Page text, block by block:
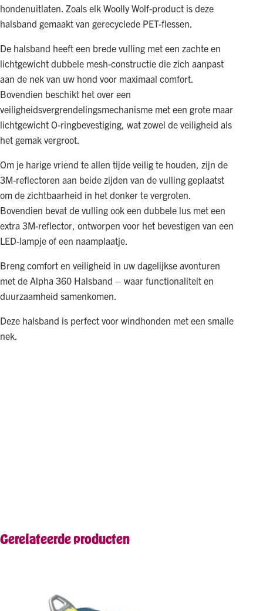
hondenuitlaten. Zoals elk Woolly Wolf-product is deze
halsband gemaakt van gerecyclede PET-flessen.
De halsband heeft een brede vulling met een zachte en
lichtgewicht dubbele mesh-constructie die zich aanpast
aan de nek van uw hond voor maximaal comfort.
Bovendien beschikt het over een
veiligheidsvergrendelingsmechanisme met een grote maar
lichtgewicht O-ringbevestiging, wat zowel de veiligheid als
het gemak vergroot.
Om je harige vriend te allen tijde veilig te houden, zijn de
3M-reflectoren aan beide zijden van de vulling geplaatst
om de zichtbaarheid in het donker te vergroten.
Bovendien bevat de vulling ook een dubbele lus met een
extra 3M-reflector, ontworpen voor het bevestigen van een
LED-lampje of een naamplaatje.
Breng comfort en veiligheid in uw dagelijkse avonturen
met de Alpha 360 Halsband – waar functionaliteit en
duurzaamheid samenkomen.
Deze halsband is perfect voor windhonden met een smalle
nek.
Gerelateerde producten